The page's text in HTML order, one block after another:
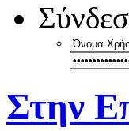
Στην